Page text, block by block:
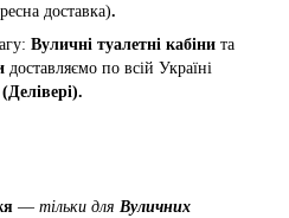
доставка).
Вуличні туалетні кабіни та
доставляємо по всій Україні
— тільки для Вуличних